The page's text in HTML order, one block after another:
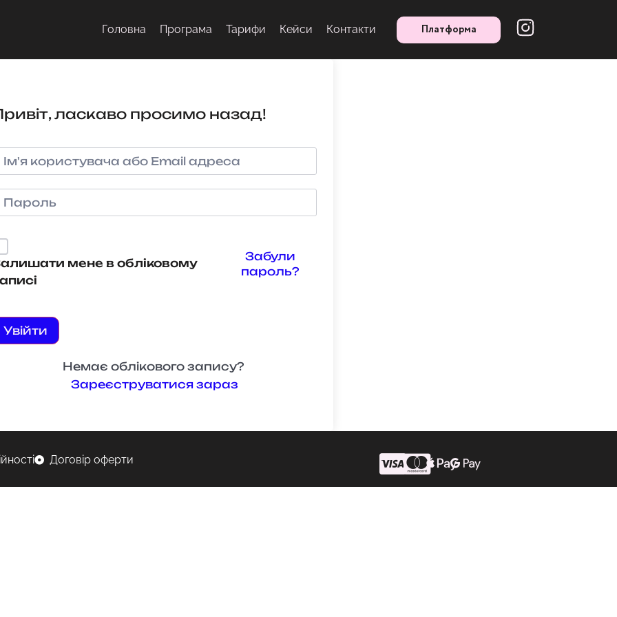
Головна Програма Тарифи Кейси Контакти Платформа
ласкаво просимо назад!
мене в обліковому
Забули
пароль?
Увійти
Немає облікового запису?
Зареєструватися зараз
Договір оферти